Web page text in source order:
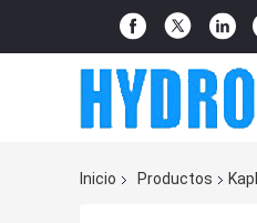
Inicio
Productos